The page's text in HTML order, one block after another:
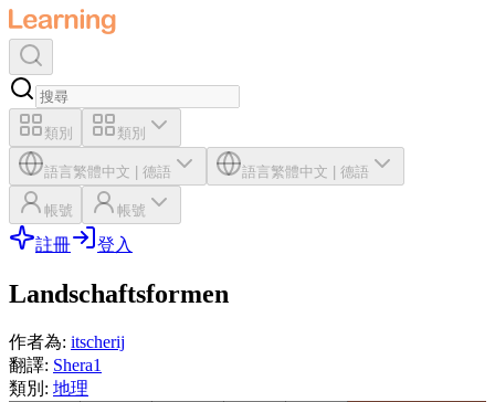
類別 類別
語言繁體中文 德語 語言繁體中文 德語
帳號 帳號
註冊 登入
Landschaftsformen
作者為: itscherij
翻譯: Shera1
類別 : 地理